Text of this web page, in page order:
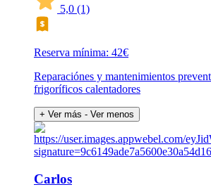
5,0 (1)
Reserva mínima: 42€
Reparaciónes y mantenimientos
frigoríficos calentadores
+ Ver más - Ver menos
Carlos